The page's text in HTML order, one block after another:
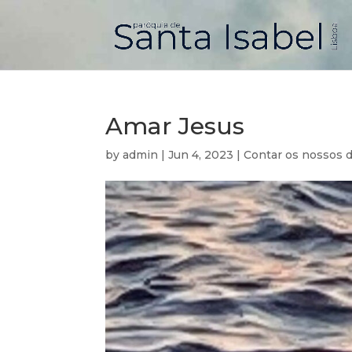
Amar Jesus
byadmin |Jun 4, 2023 |Contar os nossos